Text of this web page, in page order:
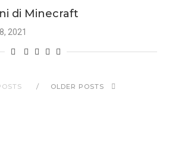
di Minecraft
2021
OLDER POSTS